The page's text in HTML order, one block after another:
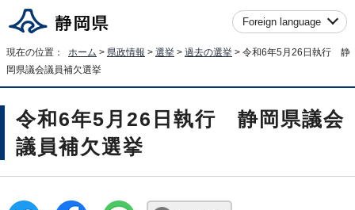
Foreign language
現在の位置： ホーム > 県政情報 > 選挙 > 過去の選挙 > 令和6年5月26日執行 静
岡県議会議員補欠選挙
令和6年5月26日執行 静岡県議会
議員補欠選挙